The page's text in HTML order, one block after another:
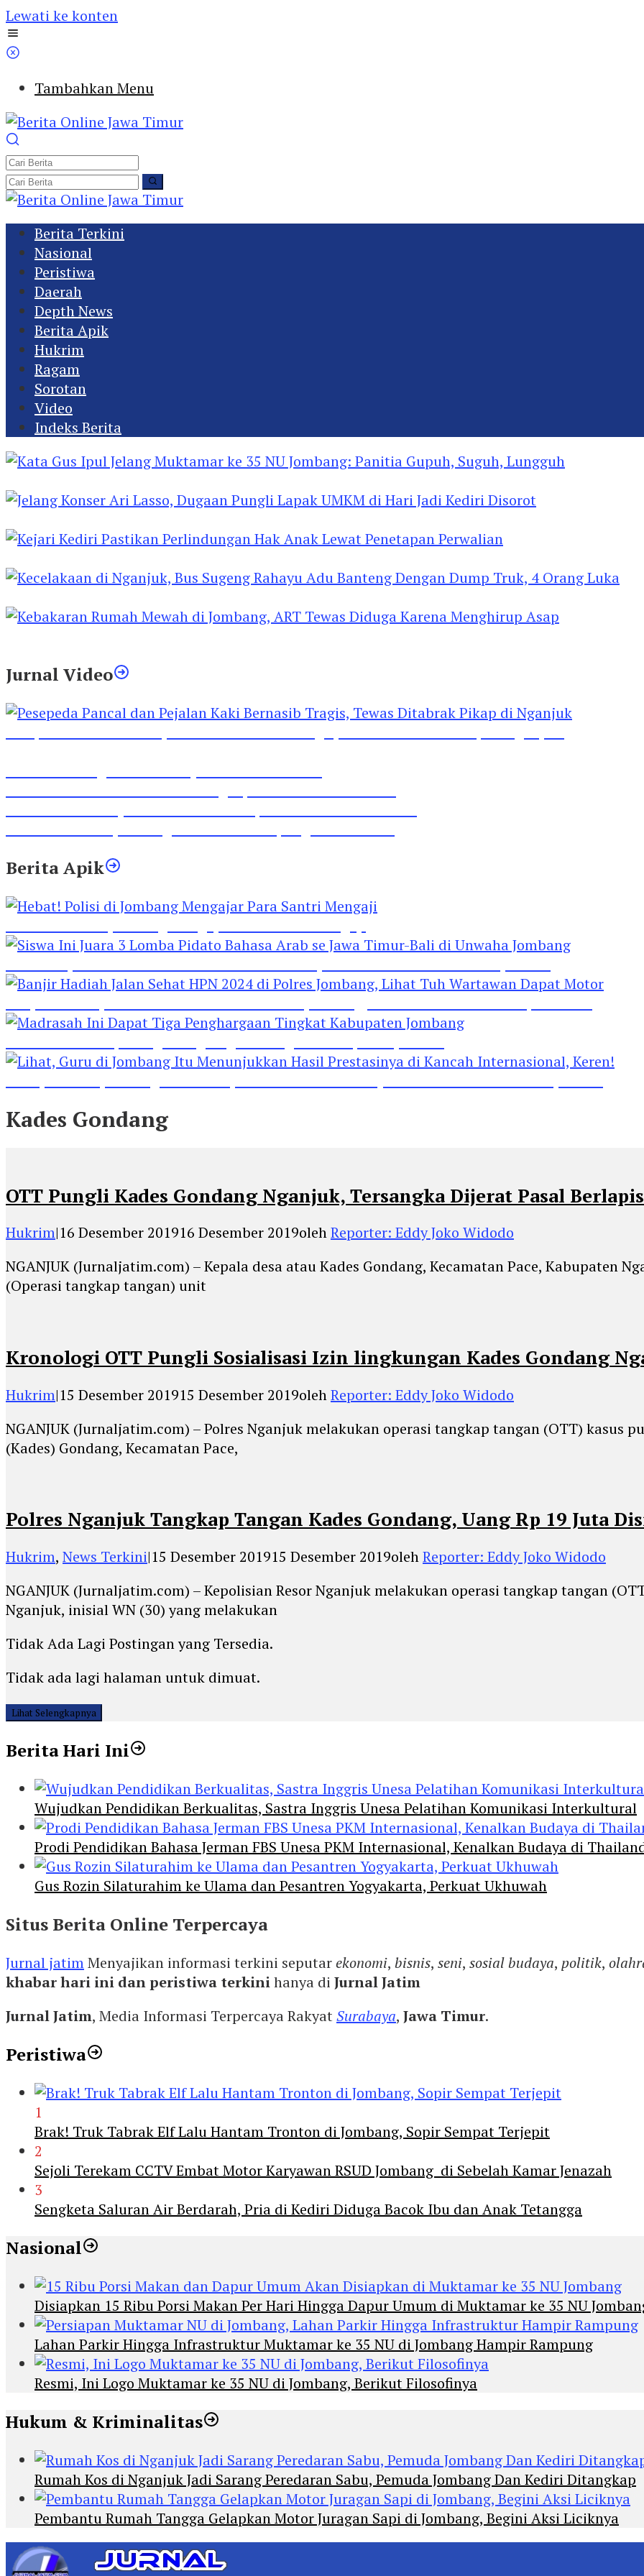
Lewati ke konten
Tambahkan Menu
Berita Terkini
Nasional
Peristiwa
Daerah
Depth News
Berita Apik
Hukrim
Ragam
Sorotan
Video
Indeks Berita
Jurnal Video
Berita Apik
Kades Gondang
OTT Pungli Kades Gondang Nganjuk, Tersangka Dijerat Pasal Berlapis
Hukrim|16 Desember 201916 Desember 2019olehReporter: Eddy Joko Widodo
NGANJUK (Jurnaljatim.com) – Kepala desa atau Kades Gondang, Kecamatan Pace, Kabupaten
(Operasi tangkap tangan) unit
Kronologi OTT Pungli Sosialisasi Izin lingkungan Kades Gondang
Hukrim|15 Desember 201915 Desember 2019olehReporter: Eddy Joko Widodo
NGANJUK (Jurnaljatim.com) – Polres Nganjuk melakukan operasi tangkap tangan (OTT) kasus
(Kades) Gondang, Kecamatan Pace,
Polres Nganjuk Tangkap Tangan Kades Gondang, Uang Rp 19 Juta
Hukrim, News Terkini|15 Desember 201915 Desember 2019olehReporter: Eddy Joko Widodo
NGANJUK (Jurnaljatim.com) – Kepolisian Resor Nganjuk melakukan operasi tangkap tangan
Nganjuk, inisial WN (30) yang melakukan
Tidak Ada Lagi Postingan yang Tersedia.
Tidak ada lagi halaman untuk dimuat.
Lihat Selengkapnya
Berita Hari Ini
Wujudkan Pendidikan Berkualitas, Sastra Inggris Unesa Pelatihan Komunikasi Interkultural
Prodi Pendidikan Bahasa Jerman FBS Unesa PKM Internasional, Kenalkan Budaya di
Gus Rozin Silaturahim ke Ulama dan Pesantren Yogyakarta, Perkuat Ukhuwah
Situs Berita Online Terpercaya
Jurnal jatimMenyajikan informasi terkini seputarekonomi, bisnis, seni, sosial budaya, politik,
khabar hari ini dan peristiwa terkinihanya di Jurnal Jatim
Jurnal Jatim, Media Informasi Terpercaya RakyatSurabaya, Jawa Timur.
Peristiwa
1
Brak! Truk Tabrak Elf Lalu Hantam Tronton di Jombang, Sopir Sempat Terjepit
2
Sejoli Terekam CCTV Embat Motor Karyawan RSUD Jombang di Sebelah Kamar Jenazah
3
Sengketa Saluran Air Berdarah, Pria di Kediri Diduga Bacok Ibu dan Anak Tetangga
Nasional
Disiapkan 15 Ribu Porsi Makan Per Hari Hingga Dapur Umum di Muktamar ke 35 NU
Lahan Parkir Hingga Infrastruktur Muktamar ke 35 NU di Jombang Hampir Rampung
Resmi, Ini Logo Muktamar ke 35 NU di Jombang, Berikut Filosofinya
Hukum & Kriminalitas
Rumah Kos di Nganjuk Jadi Sarang Peredaran Sabu, Pemuda Jombang Dan Kediri Ditangkap
Pembantu Rumah Tangga Gelapkan Motor Juragan Sapi di Jombang, Begini Aksi Liciknya